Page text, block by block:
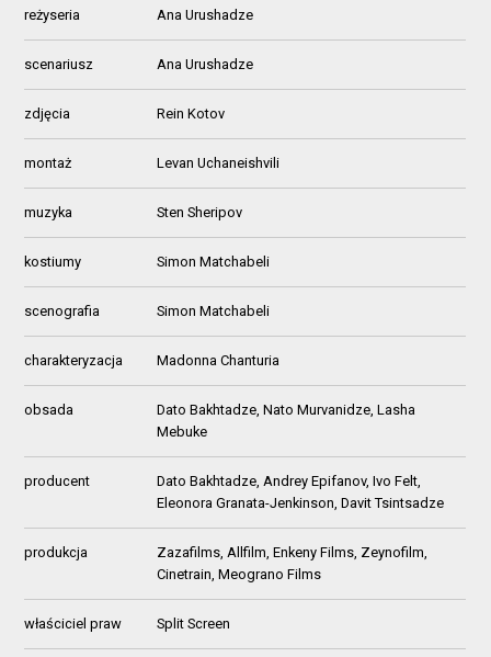
reżyseria Ana Urushadze
scenariusz Ana Urushadze
zdjęcia Rein Kotov
montaż Levan Uchaneishvili
muzyka Sten Sheripov
kostiumy Simon Matchabeli
scenografia Simon Matchabeli
charakteryzacja Madonna Chanturia
obsada
Dato Bakhtadze, Nato Murvanidze, Lasha
Mebuke
producent
Dato Bakhtadze, Andrey Epifanov, Ivo Felt,
Eleonora Granata-Jenkinson, Davit Tsintsadze
produkcja
Zazafilms, Allfilm, Enkeny Films, Zeynofilm,
Cinetrain, Meograno Films
właściciel praw Split Screen